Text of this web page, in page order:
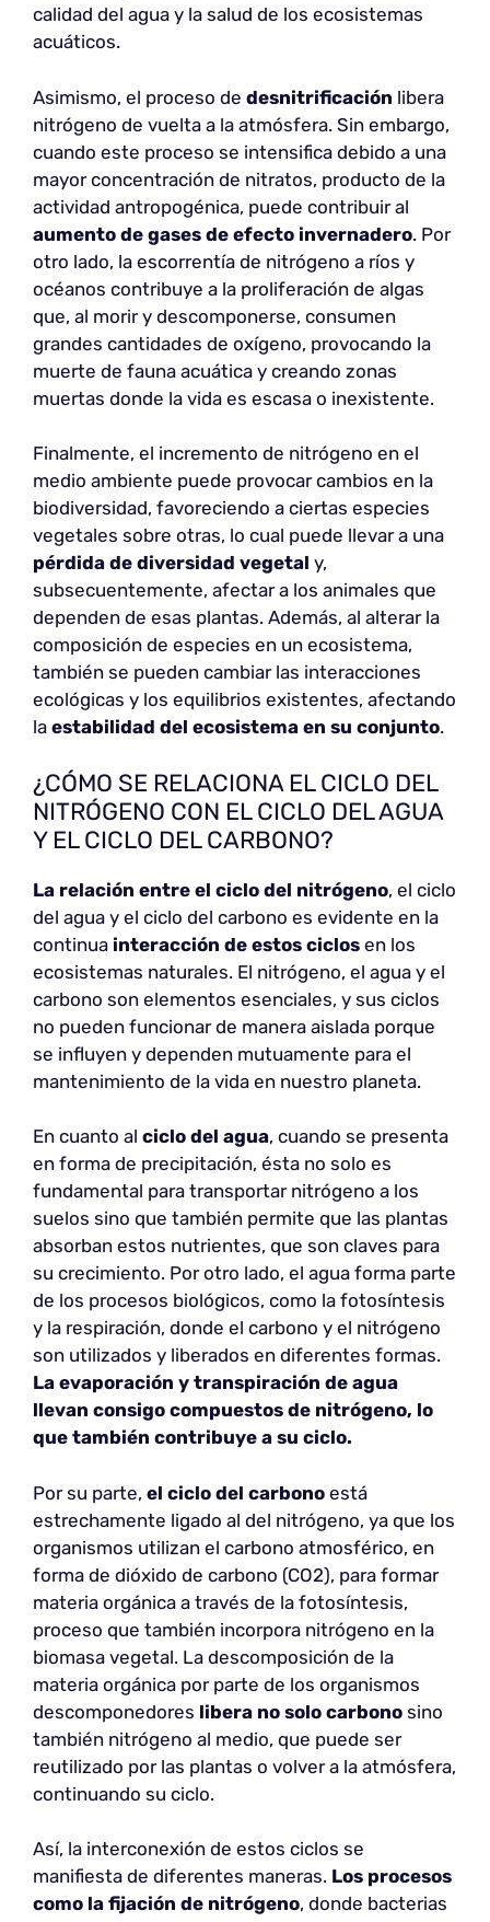
calidad del agua y la salud de los ecosistemas
acuáticos.
Asimismo, el proceso de desnitrificación libera
nitrógeno de vuelta a la atmósfera. Sin embargo,
cuando este proceso se intensifica debido a una
mayor concentración de nitratos, producto de la
actividad antropogénica, puede contribuir al
aumento de gases de efecto invernadero. Por
otro lado, la escorrentía de nitrógeno a ríos y
océanos contribuye a la proliferación de algas
que, al morir y descomponerse, consumen
grandes cantidades de oxígeno, provocando la
muerte de fauna acuática y creando zonas
muertas donde la vida es escasa o inexistente.
Finalmente, el incremento de nitrógeno en el
medio ambiente puede provocar cambios en la
biodiversidad, favoreciendo a ciertas especies
vegetales sobre otras, lo cual puede llevar a una
pérdida de diversidad vegetal y,
subsecuentemente, afectar a los animales que
dependen de esas plantas. Además, al alterar la
composición de especies en un ecosistema,
también se pueden cambiar las interacciones
ecológicas y los equilibrios existentes, afectando
la estabilidad del ecosistema en su conjunto.
¿CÓMO SE RELACIONA EL CICLO DEL
NITRÓGENO CON EL CICLO DEL AGUA
Y EL CICLO DEL CARBONO?
La relación entre el ciclo del nitrógeno, el ciclo
del agua y el ciclo del carbono es evidente en la
continua interacción de estos ciclos en los
ecosistemas naturales. El nitrógeno, el agua y el
carbono son elementos esenciales, y sus ciclos
no pueden funcionar de manera aislada porque
se influyen y dependen mutuamente para el
mantenimiento de la vida en nuestro planeta.
En cuanto al ciclo del agua, cuando se presenta
en forma de precipitación, ésta no solo es
fundamental para transportar nitrógeno a los
suelos sino que también permite que las plantas
absorban estos nutrientes, que son claves para
su crecimiento. Por otro lado, el agua forma parte
de los procesos biológicos, como la fotosíntesis
y la respiración, donde el carbono y el nitrógeno
son utilizados y liberados en diferentes formas.
La evaporación y transpiración de agua
llevan consigo compuestos de nitrógeno, lo
que también contribuye a su ciclo.
Por su parte, el ciclo del carbono está
estrechamente ligado al del nitrógeno, ya que los
organismos utilizan el carbono atmosférico, en
forma de dióxido de carbono (CO2), para formar
materia orgánica a través de la fotosíntesis,
proceso que también incorpora nitrógeno en la
biomasa vegetal. La descomposición de la
materia orgánica por parte de los organismos
descomponedores libera no solo carbono sino
también nitrógeno al medio, que puede ser
reutilizado por las plantas o volver a la atmósfera,
continuando su ciclo.
Así, la interconexión de estos ciclos se
manifiesta de diferentes maneras. Los procesos
como la fijación de nitrógeno, donde bacterias